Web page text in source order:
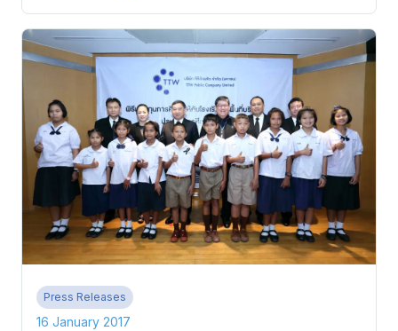
Press Releases
16 January 2017